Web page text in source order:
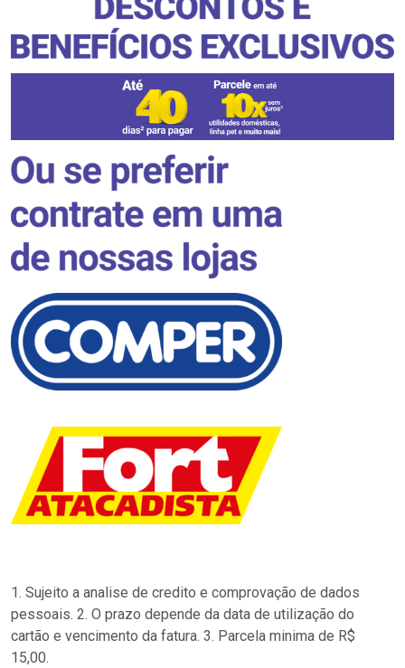
1. Sujeito a analise de credito e comprovação de dados
pessoais. 2. O prazo depende da data de utilização do
cartão e vencimento da fatura. 3. Parcela minima de R$
15,00.